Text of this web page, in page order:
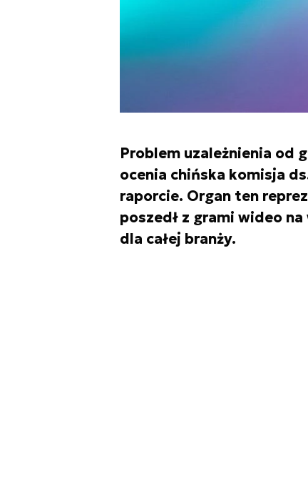
Problem uzależnienia od
ocenia chińska komisja
raporcie. Organ ten
poszedł z grami wideo
dla całej branży.